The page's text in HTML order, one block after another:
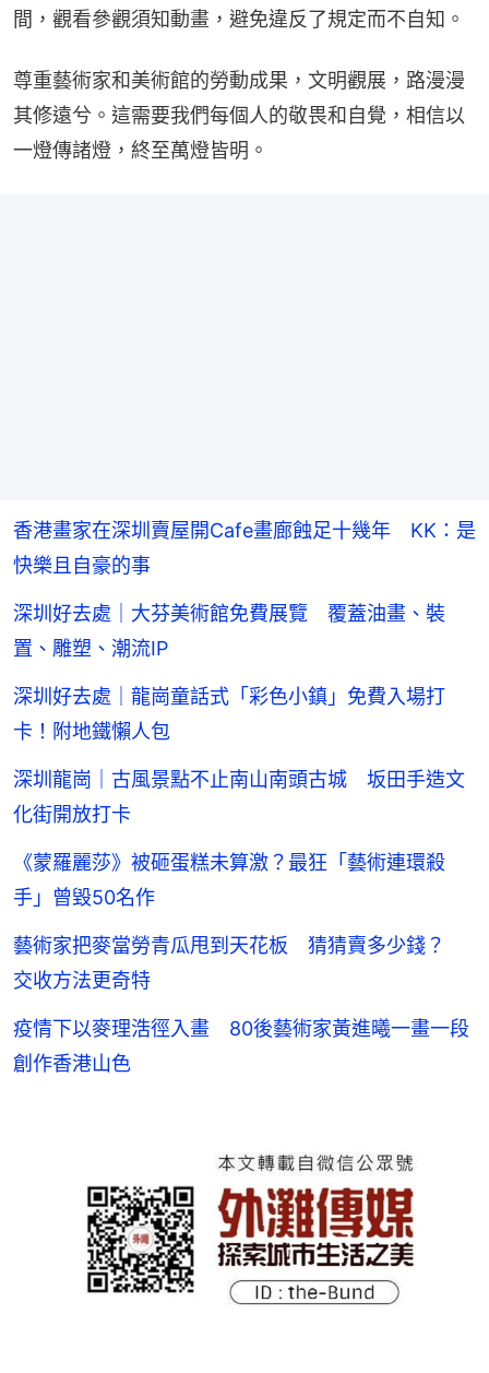
間，觀看參觀須知動畫，避免違反了規定而不自知。
尊重藝術家和美術館的勞動成果，文明觀展，路漫漫
其修遠兮。這需要我們每個人的敬畏和自覺，相信以
一燈傳諸燈，終至萬燈皆明。
香港畫家在深圳賣屋開Cafe畫廊蝕足十幾年 KK：是
快樂且自豪的事
深圳好去處｜大芬美術館免費展覽 覆蓋油畫、裝
置、雕塑、潮流IP
深圳好去處｜龍崗童話式「彩色小鎮」免費入場打
卡！附地鐵懶人包
深圳龍崗｜古風景點不止南山南頭古城 坂田手造文
化街開放打卡
《蒙羅麗莎》被砸蛋糕未算激？最狂「藝術連環殺
手」曾毀50名作
藝術家把麥當勞青瓜甩到天花板 猜猜賣多少錢？
交收方法更奇特
疫情下以麥理浩徑入畫 80後藝術家黃進曦一畫一段
創作香港山色